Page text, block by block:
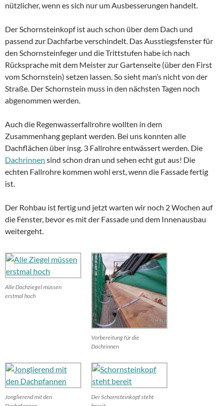
nützlicher, wenn es sich nur um Ausbesserungen handelt.
Der Schornsteinkopf ist auch schon über dem Dach und
passend zur Dachfarbe verschindelt. Das Ausstiegsfenster für
den Schornsteinfeger und die Trittstufen habe ich nach
Rücksprache mit dem Meister zur Gartenseite (über den First
vom Schornstein) setzen lassen. So sieht man’s nicht von der
Straße. Der Schornstein muss in den nächsten Tagen noch
abgenommen werden.
Auch die Regenwasserfallrohre wollten in dem
Zusammenhang geplant werden. Bei uns konnten alle
Dachflächen über insg. 3 Fallrohre entwässert werden. Die
Dachrinnen sind schon dran und sehen echt gut aus! Die
echten Fallrohre kommen wohl erst, wenn die Fassade fertig
ist.
Der Rohbau ist fertig und jetzt warten wir noch 2 Wochen auf
die Fenster, bevor es mit der Fassade und dem Innenausbau
weitergeht.
Alle Dachziegel müssen
erstmal hoch
Vorbereitung für die
Dachrinnen
Jonglierend mit den
Der Schornsteinkopf steht